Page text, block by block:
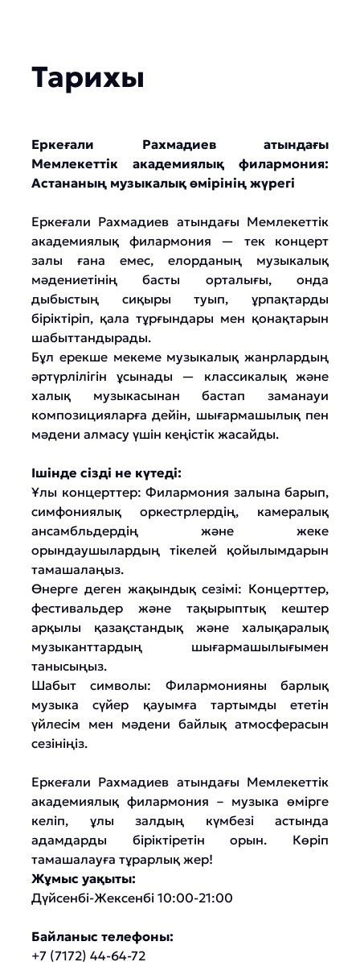
Тарихы
Еркеғали Рахмадиев атындағы
Мемлекеттік академиялық филармония:
Астананың музыкалық өмірінің жүрегі
Еркеғали Рахмадиев атындағы Мемлекеттік
академиялық филармония — тек концерт
залы ғана емес, елорданың музыкалық
мәдениетінің басты орталығы, онда
дыбыстың сиқыры туып, ұрпақтарды
біріктіріп, қала тұрғындары мен қонақтарын
шабыттандырады.
Бұл ерекше мекеме музыкалық жанрлардың
әртүрлілігін ұсынады — классикалық және
халық музыкасынан бастап заманауи
композицияларға дейін, шығармашылық пен
мәдени алмасу үшін кеңістік жасайды.
Ішінде сізді не күтеді:
Ұлы концерттер: Филармония залына барып,
симфониялық оркестрлердің, камералық
ансамбльдердің және жеке
орындаушылардың тікелей қойылымдарын
тамашалаңыз.
Өнерге деген жақындық сезімі: Концерттер,
фестивальдер және тақырыптық кештер
арқылы қазақстандық және халықаралық
музыканттардың шығармашылығымен
танысыңыз.
Шабыт символы: Филармонияны барлық
музыка сүйер қауымға тартымды ететін
үйлесім мен мәдени байлық атмосферасын
сезініңіз.
Еркеғали Рахмадиев атындағы Мемлекеттік
академиялық филармония – музыка өмірге
келіп, ұлы залдың күмбезі астында
адамдарды біріктіретін орын. Көріп
тамашалауға тұрарлық жер!
Жұмыс уақыты:
Дүйсенбі-Жексенбі 10:00-21:00
Байланыс телефоны:
+7 (7172) 44-64-72